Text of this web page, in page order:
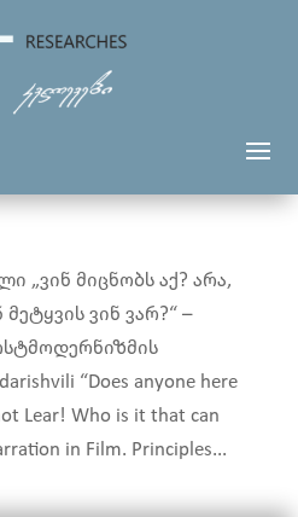
„ვინ მიცნობს აქ? არა,
ვინ ვარ?“ –
“Does anyone here
Lear! Who is it that can
in Film. Principles...